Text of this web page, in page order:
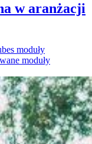
w aranżacji
moduły
moduły